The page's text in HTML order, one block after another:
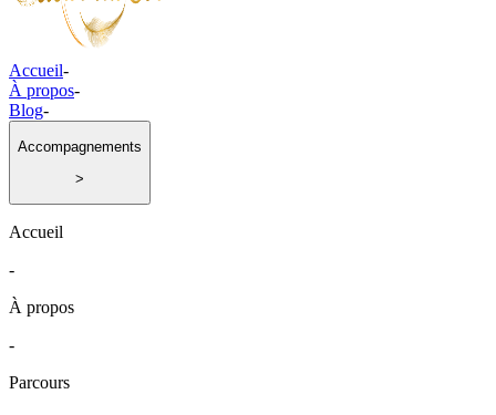
Accueil-
À propos-
Blog-
Accompagnements
>
Accueil
-
À propos
-
Parcours